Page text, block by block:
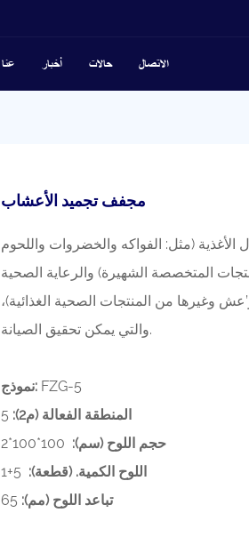
عنا أخبار حالات الاتصال
مجفف تجميد الأعشاب
(مثل: الفواكه والخضروات واللحوم
المتخصصة الشهيرة) والرعاية الصحية
وغيرها من المنتجات الصحية الغذائية)،
والتي يمكن تحقيق الصيانة.
نموذج: FZG-5
المنطقة الفعالة (م2):
5
حجم اللوح (سم): 100*100*2
اللوح الكمية. (قطعة):
تباعد اللوح (مم): 65